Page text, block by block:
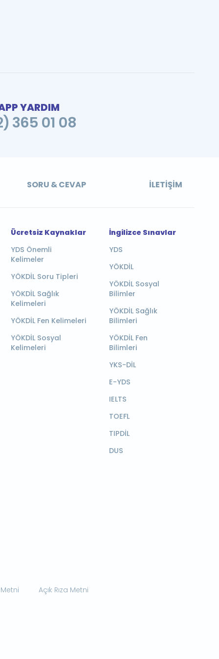
YARDIM
365 01 08
SORU & CEVAP İLETIŞIM
Ücretsiz Kaynaklar
YDS Önemli
Kelimeler
YÖKDİL Soru Tipleri
YÖKDİL Sağlık
Kelimeleri
YÖKDİL Fen Kelimeleri
YÖKDİL Sosyal
Kelimeleri
İngilizce Sınavlar
YDS
YÖKDİL
YÖKDİL Sosyal
Bilimler
YÖKDİL Sağlık
Bilimleri
YÖKDİL Fen
Bilimleri
YKS-DİL
E-YDS
IELTS
TOEFL
TIPDİL
DUS
Açık Rıza Metni